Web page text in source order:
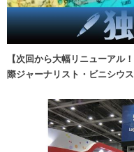
【次回から大幅リニューア
際ジャーナリスト・ビニシウ